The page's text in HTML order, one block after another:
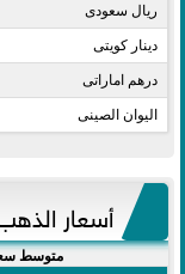
ريال سعودى​
دينار كويتى​
درهم اماراتى​
اليوان الصينى​
أسعار
متوسط